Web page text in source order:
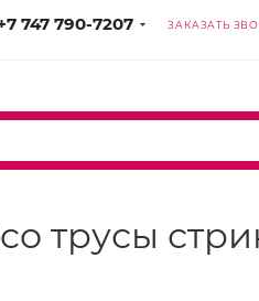
747 790-7207 ЗАКАЗАТЬ
трусы